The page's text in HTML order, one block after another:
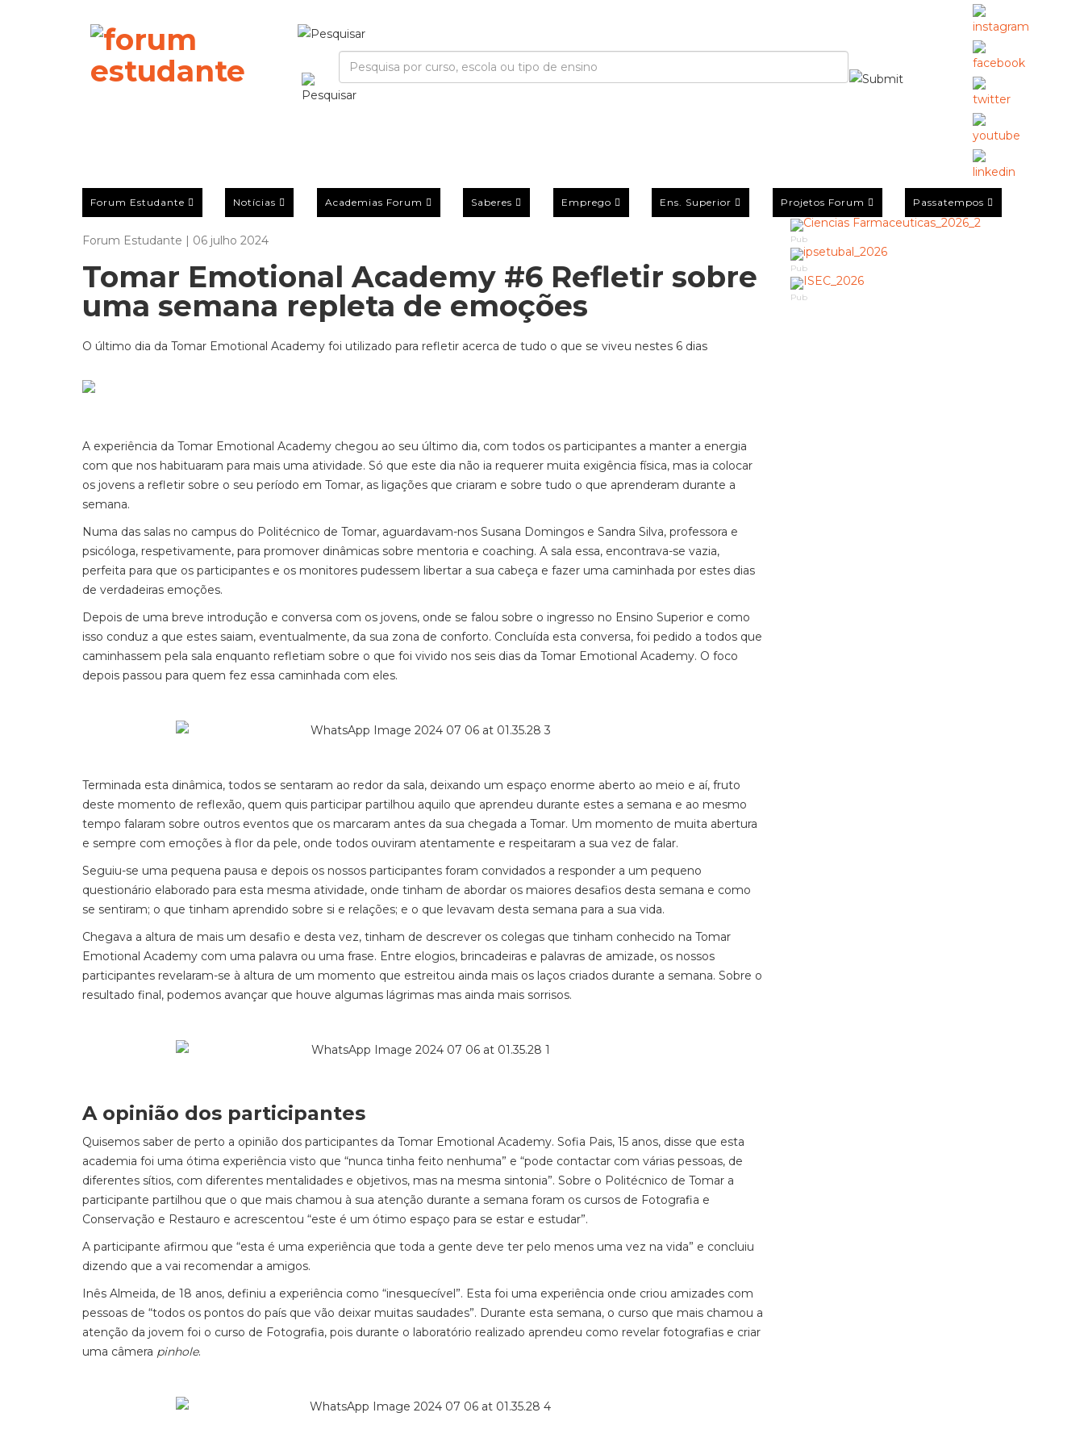
Forum Estudante Notícias Academias Forum Saberes Emprego Ens. Superior Projetos Forum Passatempos
Forum Estudante | 06 julho 2024
Tomar Emotional Academy #6 Refletir sobre
uma semana repleta de emoções
O último dia da Tomar Emotional Academy foi utilizado para refletir acerca de tudo o que se viveu nestes 6 dias
A experiência da Tomar Emotional Academy chegou ao seu último dia, com todos os participantes a manter a energia
com que nos habituaram para mais uma atividade. Só que este dia não ia requerer muita exigência física, mas ia colocar
os jovens a refletir sobre o seu período em Tomar, as ligações que criaram e sobre tudo o que aprenderam durante a
semana.
Numa das salas no campus do Politécnico de Tomar, aguardavam-nos Susana Domingos e Sandra Silva, professora e
psicóloga, respetivamente, para promover dinâmicas sobre mentoria e coaching. A sala essa, encontrava-se vazia,
perfeita para que os participantes e os monitores pudessem libertar a sua cabeça e fazer uma caminhada por estes dias
de verdadeiras emoções.
Depois de uma breve introdução e conversa com os jovens, onde se falou sobre o ingresso no Ensino Superior e como
isso conduz a que estes saiam, eventualmente, da sua zona de conforto. Concluída esta conversa, foi pedido a todos que
caminhassem pela sala enquanto refletiam sobre o que foi vivido nos seis dias da Tomar Emotional Academy. O foco
depois passou para quem fez essa caminhada com eles.
Terminada esta dinâmica, todos se sentaram ao redor da sala, deixando um espaço enorme aberto ao meio e aí, fruto
deste momento de reflexão, quem quis participar partilhou aquilo que aprendeu durante estes a semana e ao mesmo
tempo falaram sobre outros eventos que os marcaram antes da sua chegada a Tomar. Um momento de muita abertura
e sempre com emoções à flor da pele, onde todos ouviram atentamente e respeitaram a sua vez de falar.
Seguiu-se uma pequena pausa e depois os nossos participantes foram convidados a responder a um pequeno
questionário elaborado para esta mesma atividade, onde tinham de abordar os maiores desafios desta semana e como
se sentiram; o que tinham aprendido sobre si e relações; e o que levavam desta semana para a sua vida.
Chegava a altura de mais um desafio e desta vez, tinham de descrever os colegas que tinham conhecido na Tomar
Emotional Academy com uma palavra ou uma frase. Entre elogios, brincadeiras e palavras de amizade, os nossos
participantes revelaram-se à altura de um momento que estreitou ainda mais os laços criados durante a semana. Sobre o
resultado final, podemos avançar que houve algumas lágrimas mas ainda mais sorrisos.
A opinião dos participantes
Quisemos saber de perto a opinião dos participantes da Tomar Emotional Academy. Sofia Pais, 15 anos, disse que esta
academia foi uma ótima experiência visto que “nunca tinha feito nenhuma” e “pode contactar com várias pessoas, de
diferentes sítios, com diferentes mentalidades e objetivos, mas na mesma sintonia”. Sobre o Politécnico de Tomar a
participante partilhou que o que mais chamou à sua atenção durante a semana foram os cursos de Fotografia e
Conservação e Restauro e acrescentou “este é um ótimo espaço para se estar e estudar”.
A participante afirmou que “esta é uma experiência que toda a gente deve ter pelo menos uma vez na vida” e concluiu
dizendo que a vai recomendar a amigos.
Inês Almeida, de 18 anos, definiu a experiência como “inesquecível”. Esta foi uma experiência onde criou amizades com
pessoas de “todos os pontos do país que vão deixar muitas saudades”. Durante esta semana, o curso que mais chamou a
atenção da jovem foi o curso de Fotografia, pois durante o laboratório realizado aprendeu como revelar fotografias e criar
uma câmera pinhole.
Pub
Pub
Pub